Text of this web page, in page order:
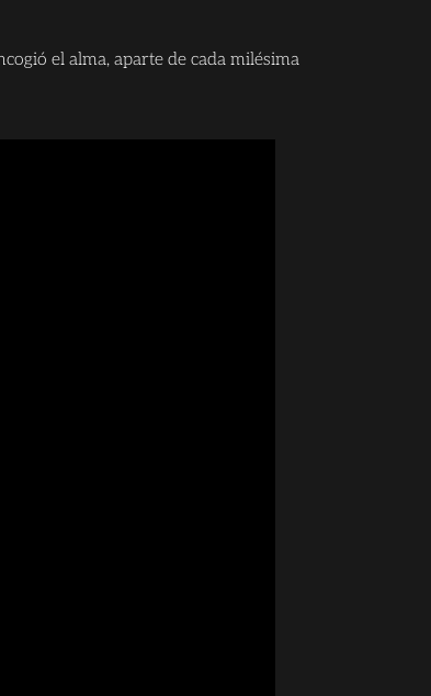
el alma, aparte de cada milésima